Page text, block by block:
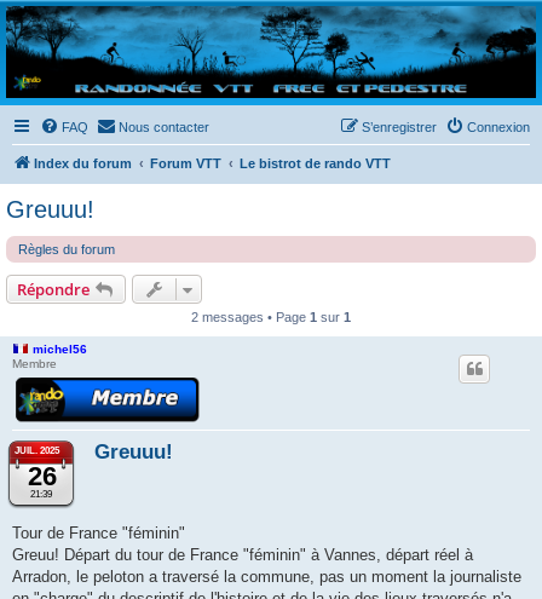
Randovttfree.fr
Bienvenue sur le site des randos vtt et pédestre de Bretagne . Bonne navigation sur le site
et bonnes randos dans l'Ouest !
FAQ Nous contacter Connexion
S’enregistrer
Index du forum Forum VTT Le bistrot de rando VTT
Greuuu!
Règles du forum
Répondre
2 messages • Page 1 sur 1
michel56
Membre
JUIL. 2025
26
21:39
Greuuu!
Tour de France "féminin"
Greuu! Départ du tour de France "féminin" à Vannes, départ réel à
Arradon, le peloton a traversé la commune, pas un moment la journaliste